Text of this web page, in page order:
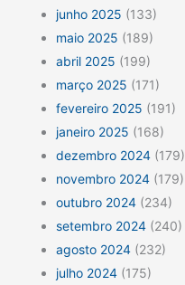
junho 2025 (133)
maio 2025 (189)
abril 2025 (199)
março 2025 (171)
fevereiro 2025 (191)
janeiro 2025 (168)
dezembro 2024 (179)
novembro 2024 (179)
outubro 2024 (234)
setembro 2024 (240)
agosto 2024 (232)
julho 2024 (175)